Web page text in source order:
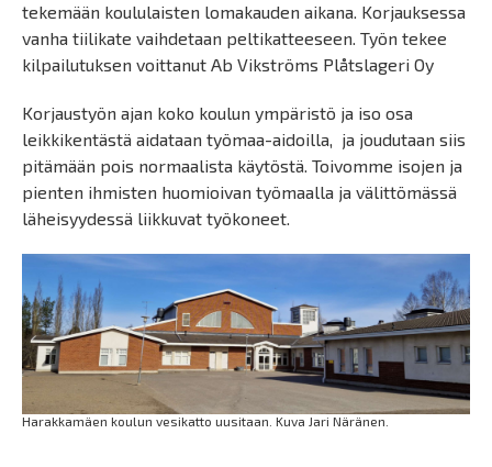
tekemään koululaisten lomakauden aikana. Korjauksessa
vanha tiilikate vaihdetaan peltikatteeseen. Työn tekee
kilpailutuksen voittanut Ab Vikströms Plåtslageri Oy
Korjaustyön ajan koko koulun ympäristö ja iso osa
leikkikentästä aidataan työmaa-aidoilla, ja joudutaan siis
pitämään pois normaalista käytöstä. Toivomme isojen ja
pienten ihmisten huomioivan työmaalla ja välittömässä
läheisyydessä liikkuvat työkoneet.
Harakkamäen koulun vesikatto uusitaan. Kuva Jari Näränen.